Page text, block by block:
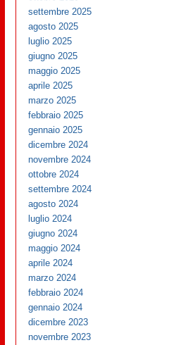
settembre 2025
agosto 2025
luglio 2025
giugno 2025
maggio 2025
aprile 2025
marzo 2025
febbraio 2025
gennaio 2025
dicembre 2024
novembre 2024
ottobre 2024
settembre 2024
agosto 2024
luglio 2024
giugno 2024
maggio 2024
aprile 2024
marzo 2024
febbraio 2024
gennaio 2024
dicembre 2023
novembre 2023